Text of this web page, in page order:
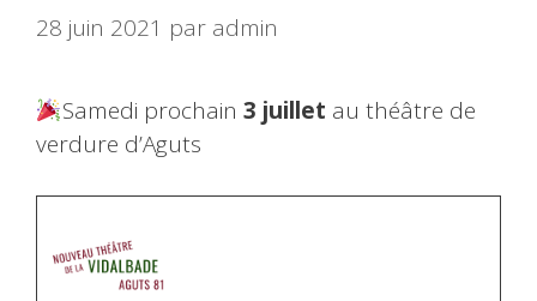
28 juin 2021 par admin
Samedi prochain 3 juillet au théâtre de
verdure d’Aguts